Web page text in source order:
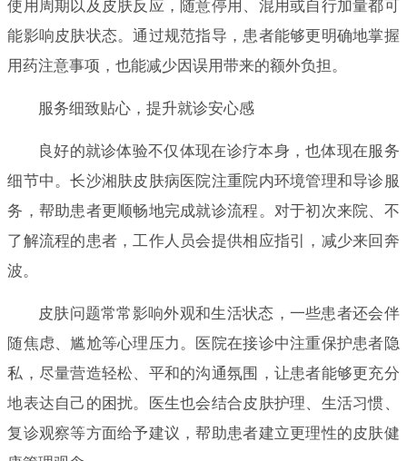
使用周期以及皮肤反应，随意停用、混用或自行加量都可
能影响皮肤状态。通过规范指导，患者能够更明确地掌握
用药注意事项，也能减少因误用带来的额外负担。
服务细致贴心，提升就诊安心感
良好的就诊体验不仅体现在诊疗本身，也体现在服务
细节中。长沙湘肤皮肤病医院注重院内环境管理和导诊服
务，帮助患者更顺畅地完成就诊流程。对于初次来院、不
了解流程的患者，工作人员会提供相应指引，减少来回奔
波。
皮肤问题常常影响外观和生活状态，一些患者还会伴
随焦虑、尴尬等心理压力。医院在接诊中注重保护患者隐
私，尽量营造轻松、平和的沟通氛围，让患者能够更充分
地表达自己的困扰。医生也会结合皮肤护理、生活习惯、
复诊观察等方面给予建议，帮助患者建立更理性的皮肤健